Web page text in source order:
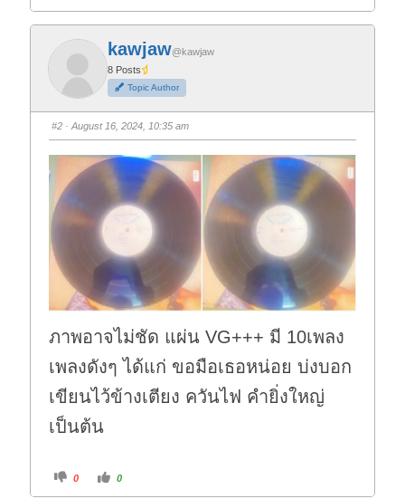
i
k
f
t
h
m
d
o
n
i
k
o
r
t
h
u
m
u
p
kawjaw@kawjaw
8 Posts
Topic Author
#2 · August 16, 2024, 10:35 am
ภาพอาจไม่ชัด แผ่น VG+++ มี 10เพลง
เพลงดังๆ ได้แก่ ขอมือเธอหน่อย บ่งบอก
เขียนไว้ข้างเตียง ควันไฟ คำยิ่งใหญ่
เป็นต้น
C
i
0
C
i
0